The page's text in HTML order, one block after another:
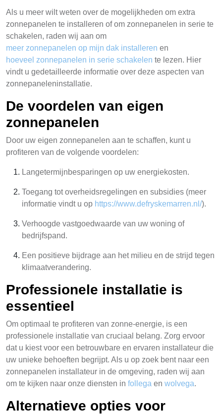
Als u meer wilt weten over de mogelijkheden om extra
zonnepanelen te installeren of om zonnepanelen in serie te
schakelen, raden wij aan om
meer zonnepanelen op mijn dak installeren en
hoeveel zonnepanelen in serie schakelen te lezen. Hier
vindt u gedetailleerde informatie over deze aspecten van
zonnepaneleninstallatie.
De voordelen van eigen
zonnepanelen
Door uw eigen zonnepanelen aan te schaffen, kunt u
profiteren van de volgende voordelen:
Langetermijnbesparingen op uw energiekosten.
Toegang tot overheidsregelingen en subsidies (meer
informatie vindt u op https://www.defryskemarren.nl/).
Verhoogde vastgoedwaarde van uw woning of
bedrijfspand.
Een positieve bijdrage aan het milieu en de strijd tegen
klimaatverandering.
Professionele installatie is
essentieel
Om optimaal te profiteren van zonne-energie, is een
professionele installatie van cruciaal belang. Zorg ervoor
dat u kiest voor een betrouwbare en ervaren installateur die
uw unieke behoeften begrijpt. Als u op zoek bent naar een
zonnepanelen installateur in de omgeving, raden wij aan
om te kijken naar onze diensten in follega en wolvega.
Alternatieve opties voor